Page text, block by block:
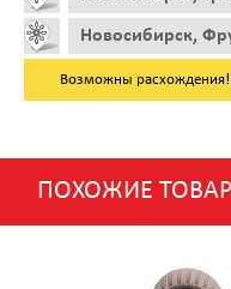
Новосибирск,
Возможны расхождения!
ПОХОЖИЕ